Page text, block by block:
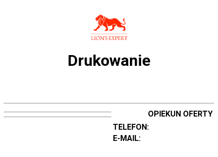
Drukowanie
OPIEKUN OFERTY
TELEFON:
E-MAIL: